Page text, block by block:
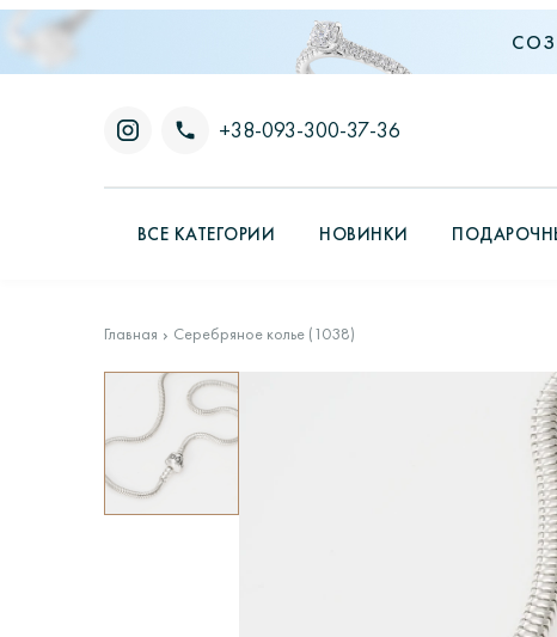
+38-093-300-37-36
ВСЕ КАТЕГОРИИ НОВИНКИ
Главная Серебряное колье (1038)